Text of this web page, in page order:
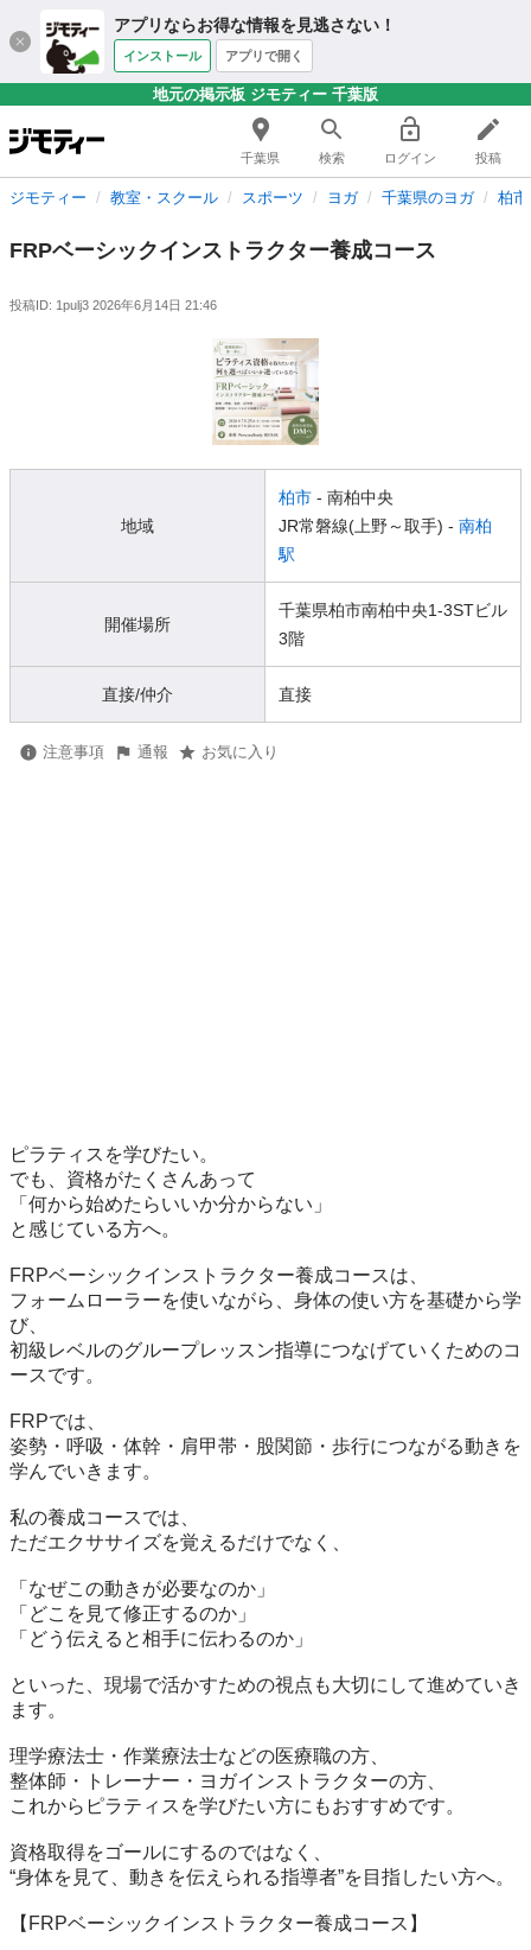
アプリならお得な情報を見逃さない！
インストール アプリで開く
地元の掲示板 ジモティー 千葉版
千葉県 検索 ログイン 投稿
ジモティー 教室・スクール スポーツ ヨガ 千葉県のヨガ 柏
FRPベーシックインストラクター養成コース
投稿ID: 1pulj3 2026年6月14日 21:46
地域
柏市 - 南柏中央
JR常磐線(上野～取手) - 南柏
駅
開催場所
千葉県柏市南柏中央1-3STビル
3階
直接/仲介 直接
注意事項 通報 お気に入り
ピラティスを学びたい。
でも、資格がたくさんあって
「何から始めたらいいか分からない」
と感じている方へ。
FRPベーシックインストラクター養成コースは、
フォームローラーを使いながら、身体の使い方を基礎から学
び、
初級レベルのグループレッスン指導につなげていくためのコ
ースです。
FRPでは、
姿勢・呼吸・体幹・肩甲帯・股関節・歩行につながる動きを
学んでいきます。
私の養成コースでは、
ただエクササイズを覚えるだけでなく、
「なぜこの動きが必要なのか」
「どこを見て修正するのか」
「どう伝えると相手に伝わるのか」
といった、現場で活かすための視点も大切にして進めていき
ます。
理学療法士・作業療法士などの医療職の方、
整体師・トレーナー・ヨガインストラクターの方、
これからピラティスを学びたい方にもおすすめです。
資格取得をゴールにするのではなく、
“身体を見て、動きを伝えられる指導者”を目指したい方へ。
【FRPベーシックインストラクター養成コース】